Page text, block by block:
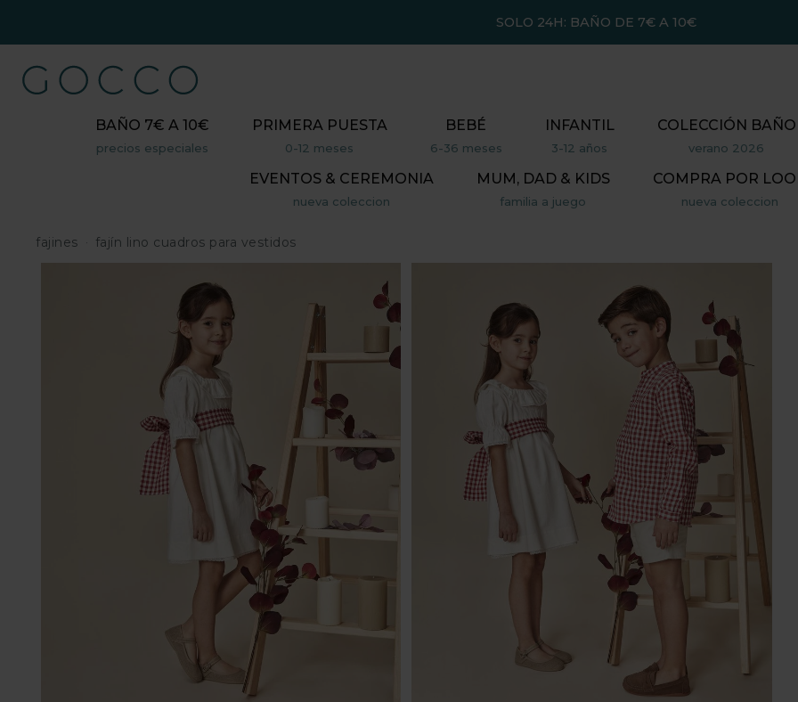
SOLO 24H: BAÑO DE 7€ A 10€
BAÑO 7€ A 10€
precios especiales
PRIMERA PUESTA
0-12 meses
BEBÉ
6-36 meses
INFANTIL
3-12 años
COLECCIÓN BAÑO
verano 2026
EVENTOS & CEREMONIA
nueva coleccion
MUM, DAD & KIDS
familia a juego
COMPRA POR
nueva coleccion
fajines fajín lino cuadros para vestidos